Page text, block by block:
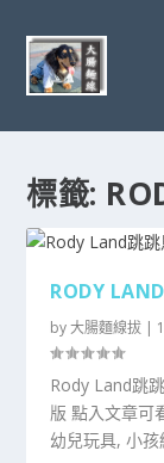
標籤:
RODY
by大腸麵線拔 |
Rody Land跳
版 點入文章可
幼兒玩具, 小孩